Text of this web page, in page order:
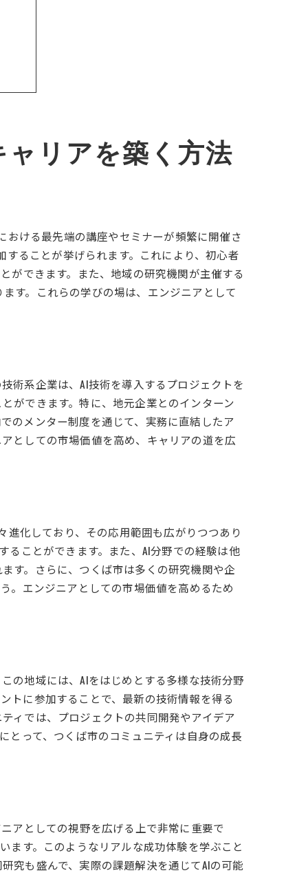
リアを築く方法
おける最先端の講座やセミナーが頻繁に開催さ
ることが挙げられます。これにより、初心者
ができます。また、地域の研究機関が主催する
す。これらの学びの場は、エンジニアとして
術系企業は、AI技術を導入するプロジェクトを
ができます。特に、地元企業とのインターン
のメンター制度を通じて、実務に直結したア
としての市場価値を高め、キャリアの道を広
進化しており、その応用範囲も広がりつつあり
ることができます。また、AI分野での経験は他
す。さらに、つくば市は多くの研究機関や企
。エンジニアとしての市場価値を高めるため
の地域には、AIをはじめとする多様な技術分野
トに参加することで、最新の技術情報を得る
ィでは、プロジェクトの共同開発やアイデア
とって、つくば市のコミュニティは自身の成長
アとしての視野を広げる上で非常に重要で
ます。このようなリアルな成功体験を学ぶこと
究も盛んで、実際の課題解決を通じてAIの可能